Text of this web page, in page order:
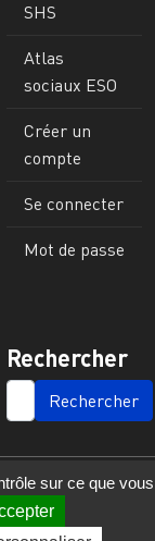
SHS
Atlas
sociaux ESO
Créer un
compte
Se connecter
Mot de passe
Rechercher
SEARCH
sur ce que vous